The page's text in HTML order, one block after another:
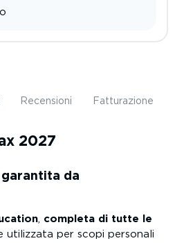
Recensioni Fatturazione
2027
garantita da
completa di tutte le
utilizzata per scopi personali